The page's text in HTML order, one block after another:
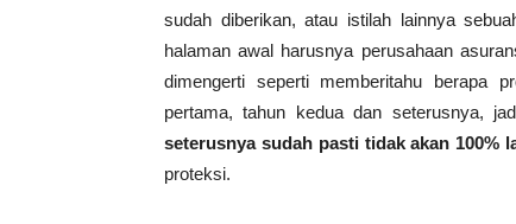
sudah diberikan, atau istilah lainnya
halaman awal harusnya perusahaan
dimengerti seperti memberitahu berapa
pertama, tahun kedua dan seterusnya,
seterusnya sudah pasti tidak akan 100%
proteksi.